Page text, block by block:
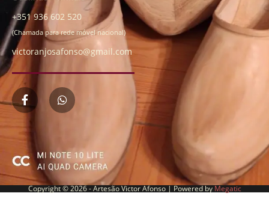
+351 936 602 520
(Chamada para rede móvel nacional)
victoranjosafonso@gmail.com
Copyright © 2026 - Artesão Victor Afonso | Powered byMegatic